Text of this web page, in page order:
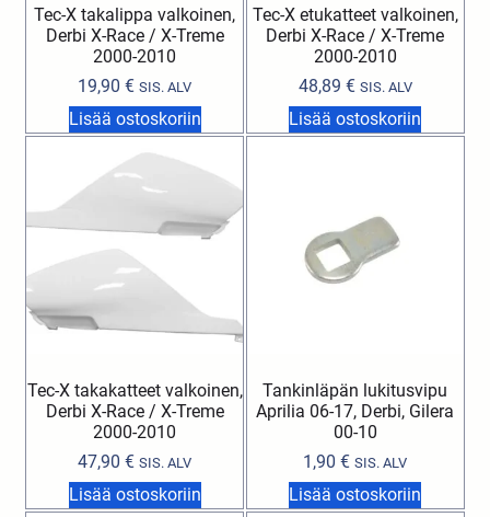
Tec-X takalippa valkoinen,
Derbi X-Race / X-Treme
2000-2010
19,90€ SIS. ALV
Lisää ostoskoriin
Tec-X etukatteet valkoinen,
Derbi X-Race / X-Treme
2000-2010
48,89 € SIS. ALV
Lisää ostoskoriin
Tec-X takakatteet valkoinen,
Derbi X-Race / X-Treme
2000-2010
47,90€ SIS. ALV
Lisää ostoskoriin
Tankinläpän lukitusvipu
Aprilia 06-17, Derbi, Gilera
00-10
1,90€ SIS. ALV
Lisää ostoskoriin